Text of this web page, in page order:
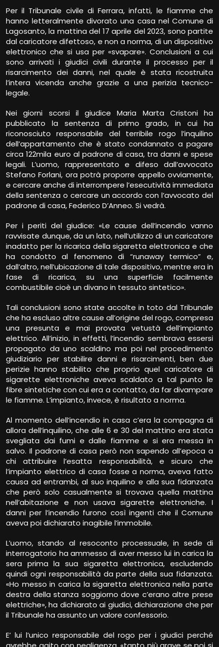
Per il Tribunale civile di Ferrara, infatti, le fiamme che
hanno letteralmente divorato una casa nel Comune di
Lagosanto, la mattina del 17 aprile del 2023, sono partite
dal caricatore difettoso, e non a norma, di un dispositivo
elettronico che si usa per «svapare». Conclusioni a cui
sono arrivati i giudici civili durante il processo per il
risarcimento dei danni, nel quale è stata ricostruita
l’intera vicenda anche grazie a una perizia tecnico-
legale.
Nei giorni scorsi il giudice Maria Marta Cristoni ha
pubblicato la sentenza di primo grado, in cui ha
riconosciuto responsabile del terribile rogo l’inquilino
dell’appartamento che è stato condannato a pagare
circa 122mila euro al padrone di casa, tra danni e spese
legali. L’uomo, rappresentato e difeso dall’avvocato
Stefano Forlani, ora potrà proporre appello ovviamente,
e cercare anche di interrompere l’esecutività immediata
della sentenza o cercare un accordo con l’avvocato del
padrone di casa, Federico D’Anneo. Si vedrà.
Per i periti del giudice: «Le cause dell’incendio vanno
ravvisate dunque, da un lato, nell’utilizzo di un caricatore
inadatto per la ricarica della sigaretta elettronica e che
ha condotto al fenomeno di “runaway termico” e,
dall’altro, nell’ubicazione di tale dispositivo, mentre era in
fase di ricarica, su una superficie facilmente
combustibile cioè un divano in tessuto sintetico».
Tali conclusioni sono state accolte in toto dal Tribunale
che ha escluso altre cause all’origine del rogo, compresa
una presunta e mai provata vetustà dell’impianto
elettrico. All’inizio, in effetti, l’incendio sembrava essersi
propagato da uno scaldino ma poi nel procedimento
giudiziario per stabilire danni e risarcimenti, ben due
perizie hanno stabilito che proprio quel caricatore di
sigarette elettroniche aveva scaldato a tal punto le
fibre sintetiche con cui era a contatto, da far divampare
le fiamme. L’impianto, invece, è risultato a norma.
Al momento dell’incendio in casa c’era la compagna di
allora dell’inquilino, che alle 6 e 30 del mattino era stata
svegliata dai fumi e dalle fiamme e si era messa in
salvo. Il padrone di casa però non sapendo all’epoca a
chi attribuire l’esatta responsabilità, e sicuro che
l’impianto elettrico di casa fosse a norma, aveva fatto
causa ad entrambi, al suo inquilino e alla sua fidanzata
che però solo casualmente si trovava quella mattina
nell’abitazione e non usava sigarette elettroniche. I
danni per l’incendio furono così ingenti che il Comune
aveva poi dichiarato inagibile l’immobile.
L’uomo, stando al resoconto processuale, in sede di
interrogatorio ha ammesso di aver messo lui in carica la
sera prima la sua sigaretta elettronica, escludendo
quindi ogni responsabilità da parte della sua fidanzata.
«Ho messo in carica la sigaretta elettronica nella parte
destra della stanza soggiorno dove c’erano altre prese
elettriche», ha dichiarato ai giudici, dichiarazione che per
il Tribunale ha assunto un valore confessorio.
E’ lui l’unico responsabile del rogo per i giudici perché